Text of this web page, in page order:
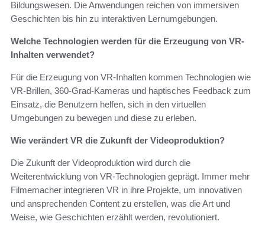
Bildungswesen. Die Anwendungen reichen von immersiven
Geschichten bis hin zu interaktiven Lernumgebungen.
Welche Technologien werden für die Erzeugung von VR-
Inhalten verwendet?
Für die Erzeugung von VR-Inhalten kommen Technologien wie
VR-Brillen, 360-Grad-Kameras und haptisches Feedback zum
Einsatz, die Benutzern helfen, sich in den virtuellen
Umgebungen zu bewegen und diese zu erleben.
Wie verändert VR die Zukunft der Videoproduktion?
Die Zukunft der Videoproduktion wird durch die
Weiterentwicklung von VR-Technologien geprägt. Immer mehr
Filmemacher integrieren VR in ihre Projekte, um innovativen
und ansprechenden Content zu erstellen, was die Art und
Weise, wie Geschichten erzählt werden, revolutioniert.